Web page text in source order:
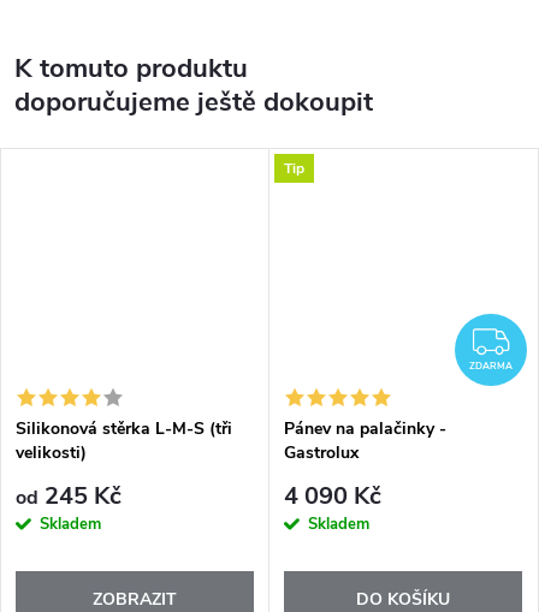
K tomuto produktu
doporučujeme ještě dokoupit
Silikonová stěrka L-M-S (tři
velikosti)
od 245 Kč
Skladem
ZOBRAZIT
Tip
ZDARMA
Pánev na palačinky -
Gastrolux
4 090 Kč
Skladem
DO KOŠÍKU